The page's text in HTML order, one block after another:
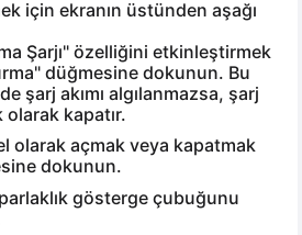
için ekranın üstünden aşağı
Şarjı" özelliğini etkinleştirmek
düğmesine dokunun. Bu
şarj akımı algılanmazsa, şarj
olarak kapatır.
olarak açmak veya kapatmak
dokunun.
parlaklık gösterge çubuğunu